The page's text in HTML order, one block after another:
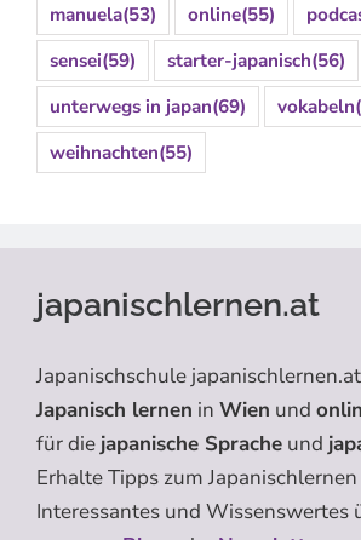
manuela(53) online(55)
sensei(59) starter-japanisch(56)
unterwegs in japan(69) vokabeln
weihnachten(55)
japanischlernen.at
Japanischschule
Japanisch lernen in Wien und
für die japanische Sprache und
Erhalte Tipps zum
Interessantes und Wissenswertes